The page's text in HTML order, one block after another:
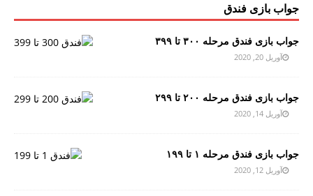
جواب بازی فندق
جواب بازی فندق مرحله ۳۰۰ تا ۳۹۹
آوریل 20, 2020
جواب بازی فندق مرحله ۲۰۰ تا ۲۹۹
آوریل 14, 2020
جواب بازی فندق مرحله ۱ تا ۱۹۹
آوریل 12, 2020